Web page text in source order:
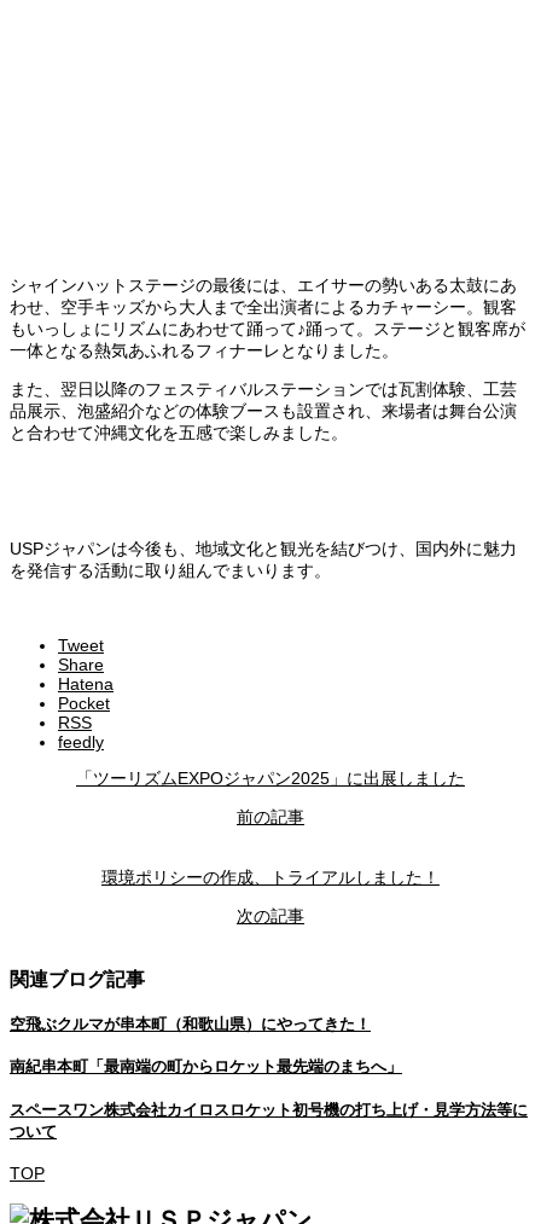
シャインハットステージの最後には、エイサーの勢いある太鼓にあ
わせ、空手キッズから大人まで全出演者によるカチャーシー。観客
もいっしょにリズムにあわせて踊って♪踊って。ステージと観客席が
一体となる熱気あふれるフィナーレとなりました。
また、翌日以降のフェスティバルステーションでは瓦割体験、工芸
品展示、泡盛紹介などの体験ブースも設置され、来場者は舞台公演
と合わせて沖縄文化を五感で楽しみました。
USPジャパンは今後も、地域文化と観光を結びつけ、国内外に魅力
を発信する活動に取り組んでまいります。
Tweet
Share
Hatena
Pocket
RSS
feedly
「ツーリズムEXPOジャパン2025」に出展しました
前の記事
環境ポリシーの作成、トライアルしました！
次の記事
関連ブログ記事
空飛ぶクルマが串本町（和歌山県）にやってきた！
南紀串本町「最南端の町からロケット最先端のまちへ」
スペースワン株式会社カイロスロケット初号機の打ち上げ・見学方法等に
ついて
TOP